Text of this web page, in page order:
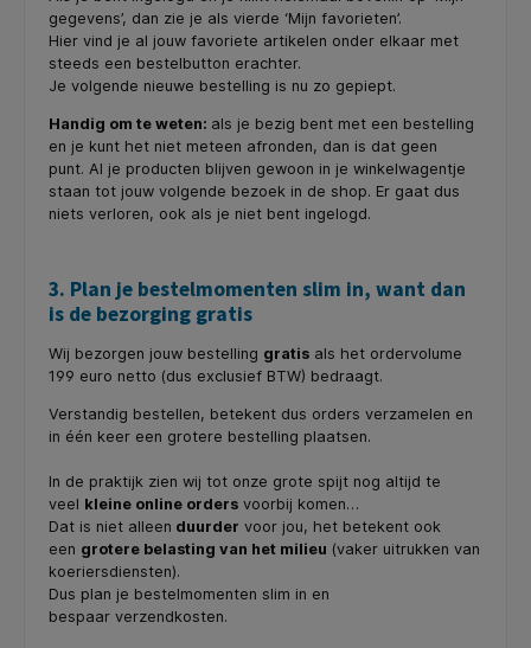
gegevens’, dan zie je als vierde ‘Mijn favorieten’.
Hier vind je al jouw favoriete artikelen onder elkaar met
steeds een bestelbutton erachter.
Je volgende nieuwe bestelling is nu zo gepiept.
Handig om te weten: als je bezig bent met een bestelling
en je kunt het niet meteen afronden, dan is dat geen
punt. Al je producten blijven gewoon in je winkelwagentje
staan tot jouw volgende bezoek in de shop. Er gaat dus
niets verloren, ook als je niet bent ingelogd.
3. Plan je bestelmomenten slim in, want dan
is de bezorging gratis
Wij bezorgen jouw bestelling gratis als het ordervolume
199 euro netto (dus exclusief BTW) bedraagt.
Verstandig bestellen, betekent dus orders verzamelen en
in één keer een grotere bestelling plaatsen.
In de praktijk zien wij tot onze grote spijt nog altijd te
veel kleine online orders voorbij komen…
Dat is niet alleen duurder voor jou, het betekent ook
een grotere belasting van het milieu (vaker uitrukken van
koeriersdiensten).
Dus plan je bestelmomenten slim in en
bespaar verzendkosten.